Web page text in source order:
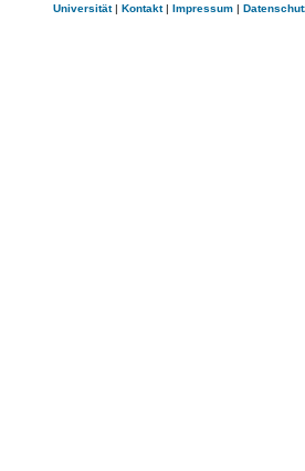
Universität| Kontakt| Impressum |